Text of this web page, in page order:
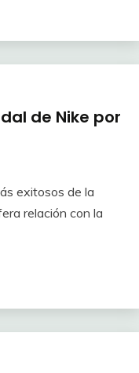
de Nike por
exitosos de la
relación con la